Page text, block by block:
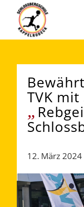
TVK
„
12. März 2024